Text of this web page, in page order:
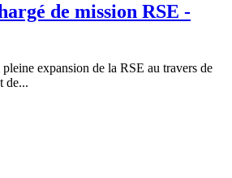
de mission RSE -
expansion de la RSE au travers de
de...